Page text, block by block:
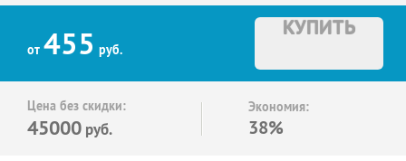
от 455 руб.
КУПИТЬ
Цена без скидки:
45000 руб.
Экономия:
38%